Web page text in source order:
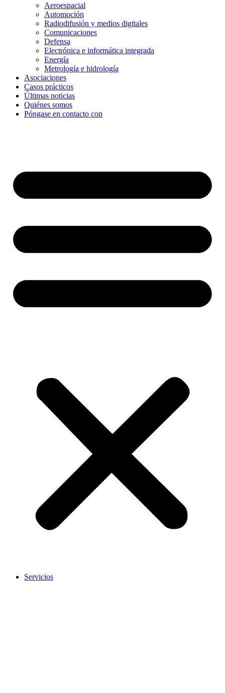
Aeroespacial
Automoción
Radiodifusión y medios digitales
Comunicaciones
Defensa
Electrónica e informática integrada
Energía
Metrología e hidrología
Asociaciones
Casos prácticos
Últimas noticias
Quiénes somos
Póngase en contacto con
Servicios